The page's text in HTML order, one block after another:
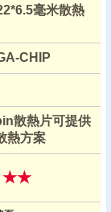
毫米散熱
CHIP
散熱片可提供
熱方案
★★